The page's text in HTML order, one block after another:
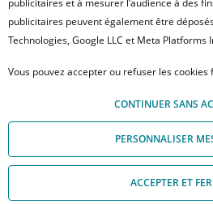
GESTION DE VOS DONNÉES
ACCESSIBILITÉ : NON
© Crédit Agricole Immobilier – 12 place
Cedex
publicitaires et à mesurer l’audience à des
publicitaires peuvent également être
Technologies, Google LLC et Meta Platforms
Vous pouvez accepter ou refuser les
pas poursuivre votre navigation sur notre
à tout moment, en cliquant sur le lien «
Pour en savoir plus sur les responsables de
sur "Personnaliser mes choix".
CONTINUER SANS
PERSONNALISER
ACCEPTER ET